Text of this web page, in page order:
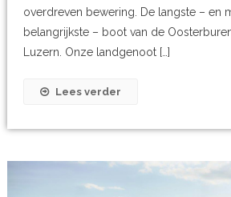
overdreven bewering. De langste – en
belangrijkste – boot van de
Luzern. Onze landgenoot […]
Lees verder